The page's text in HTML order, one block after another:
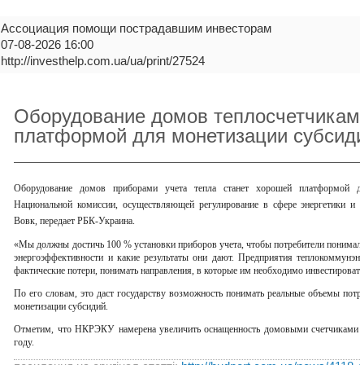
Ассоциация помощи пострадавшим инвесторам
07-08-2026 16:00
http://investhelp.com.ua/ua/print/27524
Оборудование домов
платформой для монетизации
Оборудование домов приборами учета тепла станет хорошей платформой
Национальной комиссии, осуществляющей регулирование в сфере
Вовк, передаетРБК-Украина.
«Мы должны достичь 100 % установки приборов учета, чтобы потребители
энергоэффективности и какие результаты они дают. Предприятия
фактические потери, понимать направления, в которые им необходимо
По его словам, это даст государству возможность понимать реальные объемы
монетизации субсидий.
Отметим, что НКРЭКУ намерена увеличить оснащенность домовыми счетчиками
году.